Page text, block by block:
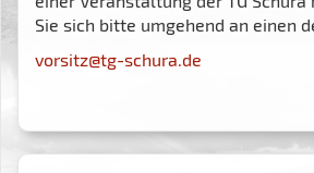
Sie sich bitte umgehend an einen
vorsitz@tg-schura.de